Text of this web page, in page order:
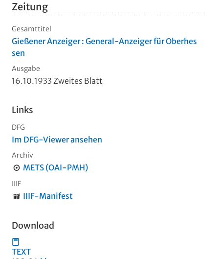
Zeitung
Gesamttitel
Gießener Anzeiger : General-Anzeiger für Oberhes
sen
Ausgabe
16.10.1933 Zweites Blatt
Links
DFG
Im DFG-Viewer ansehen
Archiv
METS (OAI-PMH)
IIIF
IIIF-Manifest
Download
TEXT